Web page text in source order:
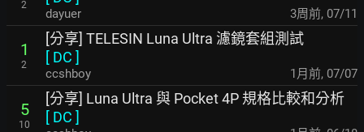
2
dayuer 3周前, 07/11
1
2
[分享] TELESIN Luna Ultra 濾鏡套組測試
[ DC ]
ccshboy 1月前, 07/07
5
10
[分享] Luna Ultra 與 Pocket 4P 規格比較和分析
[ DC ]